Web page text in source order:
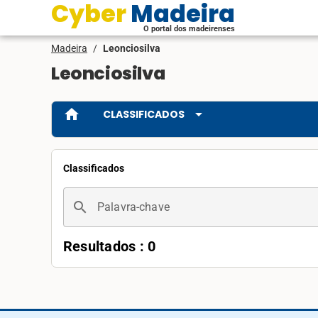
Cyber Madeira
O portal dos madeirenses
Madeira / Leonciosilva
Leonciosilva
home CLASSIFICADOS arrow_drop_down
Classificados
search Palavra-chave
Resultados : 0